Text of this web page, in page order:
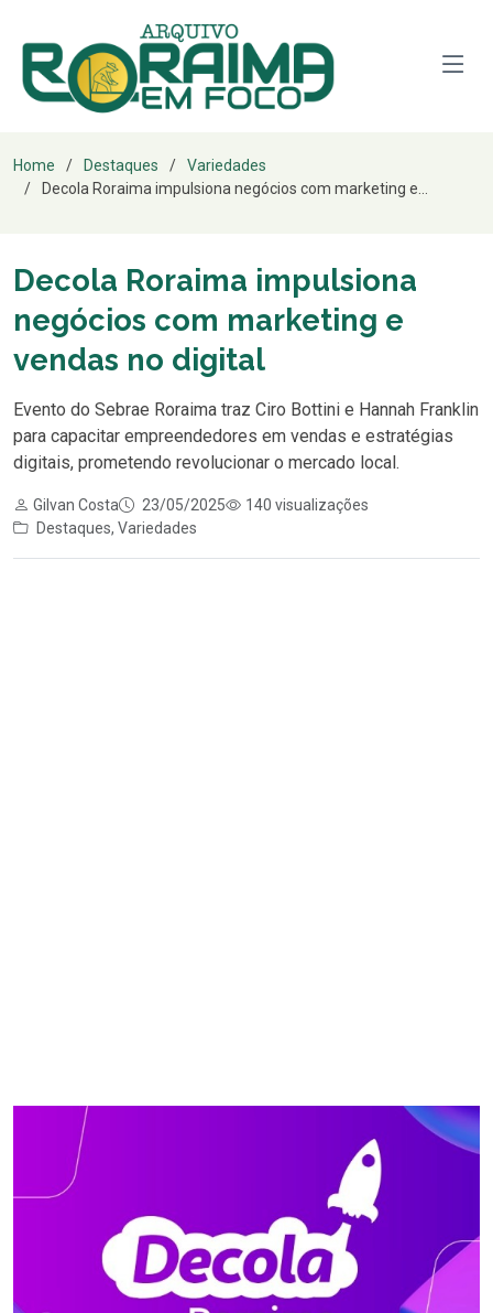
Home Destaques
Variedades
Decola Roraima impulsiona negócios com marketing e...
Decola Roraima impulsiona
negócios com marketing e
vendas no digital
Evento do Sebrae Roraima traz Ciro Bottini e Hannah Franklin
para capacitar empreendedores em vendas e estratégias
digitais, prometendo revolucionar o mercado local.
Gilvan Costa 23/05/2025
140 visualizações
Destaques, Variedades